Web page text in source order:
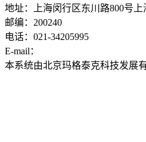
地址：上海闵行区东川路800号
邮编：200240
电话：021-34205995
E-mail：
本系统由北京玛格泰克科技发展